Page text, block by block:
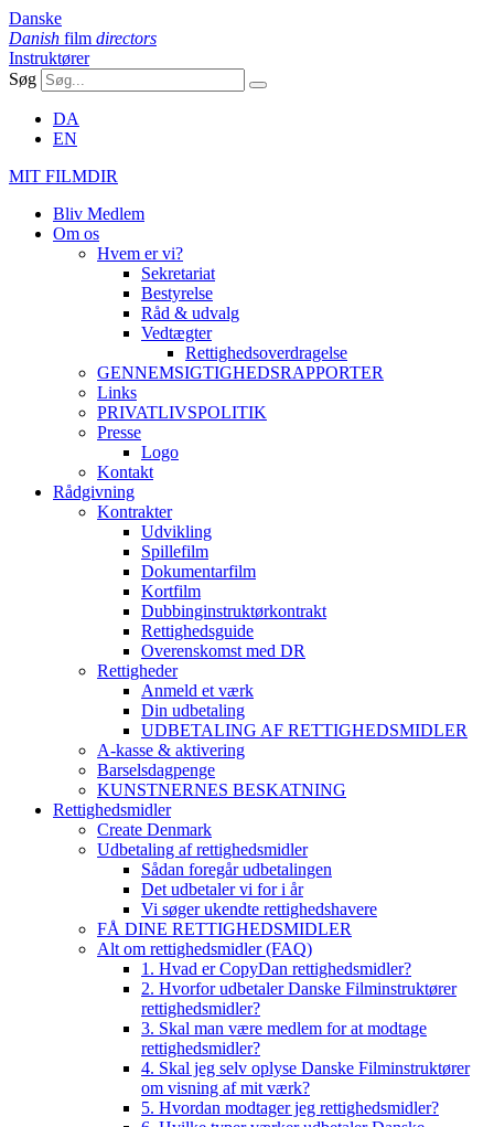
Danske
Danish film directors
Instruktører
Søg
DA
EN
MIT FILMDIR
Bliv Medlem
Om os
Hvem er vi?
Sekretariat
Bestyrelse
Råd & udvalg
Vedtægter
Rettighedsoverdragelse
GENNEMSIGTIGHEDSRAPPORTER
Links
PRIVATLIVSPOLITIK
Presse
Logo
Kontakt
Rådgivning
Kontrakter
Udvikling
Spillefilm
Dokumentarfilm
Kortfilm
Dubbinginstruktørkontrakt
Rettighedsguide
Overenskomst med DR
Rettigheder
Anmeld et værk
Din udbetaling
UDBETALING AF RETTIGHEDSMIDLER
A-kasse & aktivering
Barselsdagpenge
KUNSTNERNES BESKATNING
Rettighedsmidler
Create Denmark
Udbetaling af rettighedsmidler
Sådan foregår udbetalingen
Det udbetaler vi for i år
Vi søger ukendte rettighedshavere
FÅ DINE RETTIGHEDSMIDLER
Alt om rettighedsmidler (FAQ)
1. Hvad er CopyDan rettighedsmidler?
2. Hvorfor udbetaler Danske Filminstruktører
rettighedsmidler?
3. Skal man være medlem for at modtage
rettighedsmidler?
4. Skal jeg selv oplyse Danske Filminstruktører
om visning af mit værk?
5. Hvordan modtager jeg rettighedsmidler?